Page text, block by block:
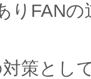
りFAN
策とし